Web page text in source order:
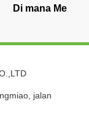
Membeli Mesin
jalan